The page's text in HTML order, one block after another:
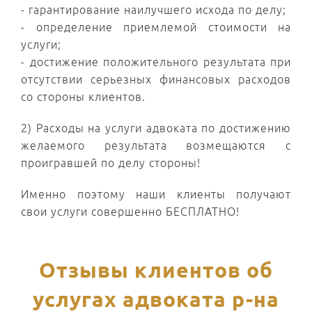
- гарантирование наилучшего исхода по делу;
- определение приемлемой стоимости на
услуги;
- достижение положительного результата при
отсутствии серьезных финансовых расходов
со стороны клиентов.
2) Расходы на услуги адвоката по достижению
желаемого результата возмещаются с
проигравшей по делу стороны!
Именно поэтому наши клиенты получают
свои услуги совершенно БЕСПЛАТНО!
Отзывы клиентов об
услугах адвоката р-на